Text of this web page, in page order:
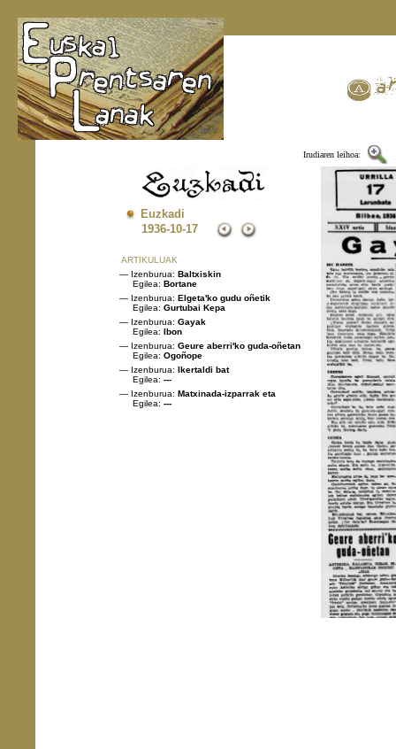
Irudiaren leihoa:
Euzkadi
1936-10-17
ARTIKULUAK
— Izenburua: Baltxiskin
Egilea: Bortane
— Izenburua: Elgeta'ko gudu oñetik
Egilea: Gurtubai Kepa
— Izenburua: Gayak
Egilea: Ibon
— Izenburua: Geure aberri'ko guda-oñetan
Egilea: Ogoñope
— Izenburua: Ikertaldi bat
Egilea: ---
— Izenburua: Matxinada-izparrak eta
Egilea: ---